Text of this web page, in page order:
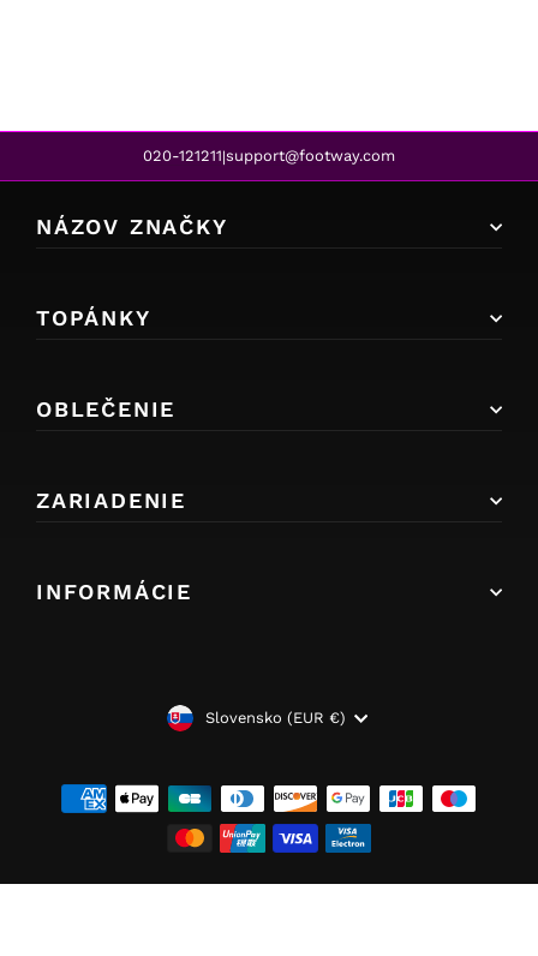
020-121211|support@footway.com
NÁZOV ZNAČKY
TOPÁNKY
OBLEČENIE
ZARIADENIE
INFORMÁCIE
MENASlovensko (EUR €)